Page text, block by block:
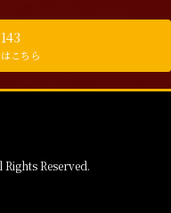
こちら
Reserved.